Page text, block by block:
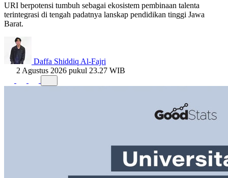
URI berpotensi tumbuh sebagai ekosistem pembinaan talenta
terintegrasi di tengah padatnya lanskap pendidikan tinggi Jawa
Barat.
Daffa Shiddiq Al-Fajri
2 Agustus 2026 pukul 23.27 WIB